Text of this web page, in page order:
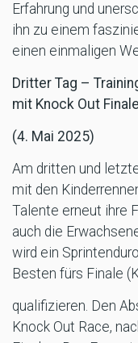
Erfahrung und
ihn zu einem
einen einmaligen
Dritter Tag –
mit Knock Out Finale
(4. Mai 2025)
Am dritten und
mit den
Talente erneut ihre
auch die
wird ein
Besten fürs Finale
qualifizieren. Den
Knock Out Race,